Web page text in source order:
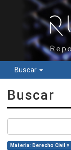
Buscar
Buscar
Materia: Derecho Civil ×